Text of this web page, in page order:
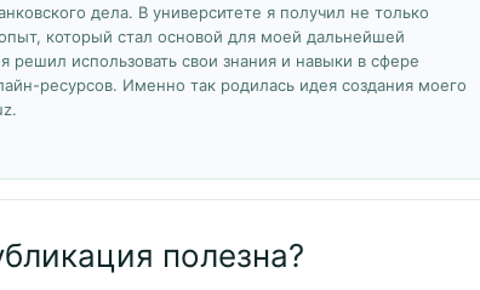
дела. В университете я получил не только
который стал основой для моей дальнейшей
решил использовать свои знания и навыки в сфере
ресурсов. Именно так родилась идея создания моего
полезна?